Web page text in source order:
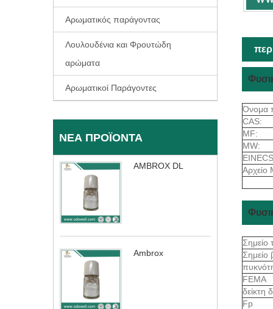
Αρωματικός παράγοντας
Λουλουδένια και Φρουτώδη
αρώματα
Αρωματικοί Παράγοντες
ΝΈΑ ΠΡΟΪΌΝΤΑ
AMBROX DL
Ambrox
Όνομα
CAS:
MF:
MW:
Αρχείο
Σημείο
FEMA
δείκτη
Fp